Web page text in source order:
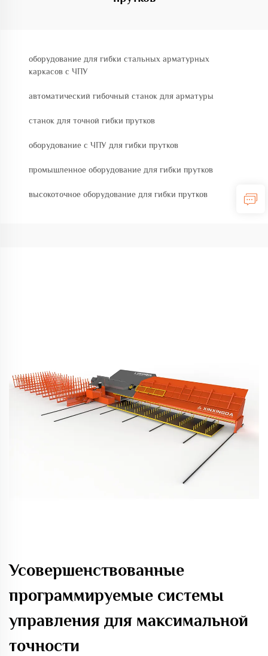
оборудование для гибки стальных арматурных
каркасов с ЧПУ
автоматический гибочный станок для арматуры
станок для точной гибки прутков
оборудование с ЧПУ для гибки прутков
промышленное оборудование для гибки прутков
высокоточное оборудование для гибки прутков
Усовершенствованные
программируемые системы
управления для максимальной
точности